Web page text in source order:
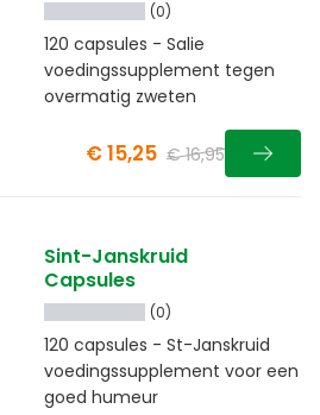
(0)
120 capsules - Salie
voedingssupplement tegen
overmatig zweten
€ 15,25 € 16,95
Sint-Janskruid
Capsules
(0)
120 capsules - St-Janskruid
voedingssupplement voor een
goed humeur